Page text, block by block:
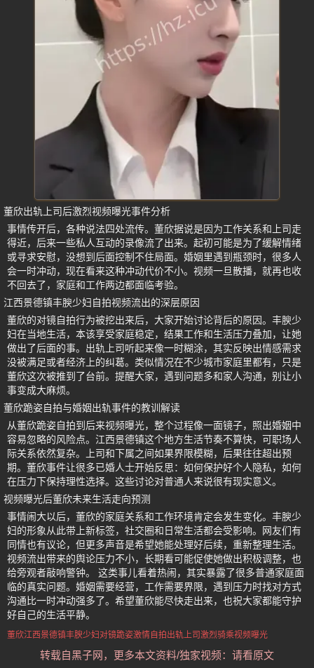
董欣出轨上司后激烈视频曝光事件分析
事情传开后，各种说法四处流传。董欣据说是因为工作关系和上司走
得近，后来一些私人互动的录像流了出来。起初可能是为了缓解情绪
或寻求安慰，没想到后面控制不住局面。婚姻里遇到瓶颈时，很多人
会一时冲动，现在看来这种冲动代价不小。视频一旦散播，就再也收
不回去了，家庭和工作两边都面临考验。
江西景德镇丰腴少妇自拍视频流出的深层原因
董欣的对镜自拍行为被挖出来后，大家开始讨论背后的原因。丰腴少
妇在当地生活，本该享受家庭稳定，结果工作和生活压力叠加，让她
做出了后面的事。出轨上司听起来像一时糊涂，其实反映出情感需求
没被满足或者经济上的纠葛。类似情况在不少城市家庭里都有，只是
董欣这次被推到了台前。提醒大家，遇到问题多和家人沟通，别让小
事变成大麻烦。
董欣跪姿自拍与婚姻出轨事件的教训解读
从董欣跪姿自拍到后来视频曝光，整个过程像一面镜子，照出婚姻中
容易忽略的风险点。江西景德镇这个地方生活节奏不算快，可职场人
际关系依然复杂。上司和下属之间如果界限模糊，后果往往超出预
期。董欣事件让很多已婚人士开始反思：如何保护好个人隐私，如何
在压力下保持理性选择。这些讨论对普通人来说很有现实意义。
视频曝光后董欣未来生活走向预测
事情闹大以后，董欣的家庭关系和工作环境肯定会发生变化。丰腴少
妇的形象从此带上新标签，社交圈和日常生活都会受影响。网友们有
同情也有议论，但更多声音是希望她能处理好后续，重新整理生活。
视频流出带来的舆论压力不小，长期看可能促使她做出积极调整，也
给旁观者敲响警钟。 这类事儿看着热闹，其实暴露了很多普通家庭面
临的真实问题。婚姻需要经营，工作需要界限，遇到压力时找对方式
沟通比一时冲动强多了。希望董欣能尽快走出来，也祝大家都能守护
好自己的生活平静。
董欣江西景德镇丰腴少妇对镜跪姿激情自拍出轨上司激烈骑乘视频曝光
转载自黑子网，更多本文资料/独家视频：请看原文